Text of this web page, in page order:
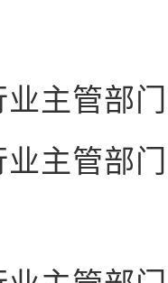
业主管部
业主管部